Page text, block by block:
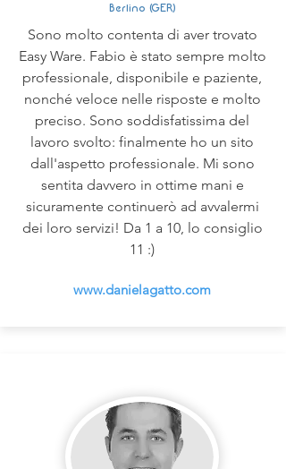
Berlino (GER)
Sono molto contenta di aver trovato
Easy Ware. Fabio è stato sempre molto
professionale, disponibile e paziente,
nonché veloce nelle risposte e molto
preciso. Sono soddisfatissima del
lavoro svolto: finalmente ho un sito
dall'aspetto professionale. Mi sono
sentita davvero in ottime mani e
sicuramente continuerò ad avvalermi
dei loro servizi! Da 1 a 10, lo consiglio
11 :)
www.danielagatto.com